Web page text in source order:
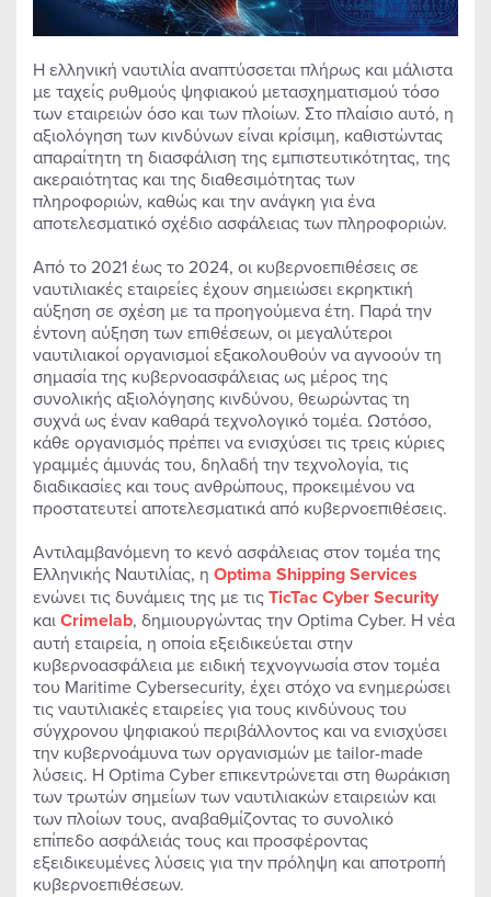
Η ελληνική ναυτιλία αναπτύσσεται πλήρως και μάλιστα
με ταχείς ρυθμούς ψηφιακού μετασχηματισμού τόσο
των εταιρειών όσο και των πλοίων. Στο πλαίσιο αυτό, η
αξιολόγηση των κινδύνων είναι κρίσιμη, καθιστώντας
απαραίτητη τη διασφάλιση της εμπιστευτικότητας, της
ακεραιότητας και της διαθεσιμότητας των
πληροφοριών, καθώς και την ανάγκη για ένα
αποτελεσματικό σχέδιο ασφάλειας των πληροφοριών.
Από το 2021 έως το 2024, οι κυβερνοεπιθέσεις σε
ναυτιλιακές εταιρείες έχουν σημειώσει εκρηκτική
αύξηση σε σχέση με τα προηγούμενα έτη. Παρά την
έντονη αύξηση των επιθέσεων, οι μεγαλύτεροι
ναυτιλιακοί οργανισμοί εξακολουθούν να αγνοούν τη
σημασία της κυβερνοασφάλειας ως μέρος της
συνολικής αξιολόγησης κινδύνου, θεωρώντας τη
συχνά ως έναν καθαρά τεχνολογικό τομέα. Ωστόσο,
κάθε οργανισμός πρέπει να ενισχύσει τις τρεις κύριες
γραμμές άμυνάς του, δηλαδή την τεχνολογία, τις
διαδικασίες και τους ανθρώπους, προκειμένου να
προστατευτεί αποτελεσματικά από κυβερνοεπιθέσεις.
Αντιλαμβανόμενη το κενό ασφάλειας στον τομέα της
Ελληνικής Ναυτιλίας, η Optima ShippingServices
ενώνει τις δυνάμεις της με τιςTicTacCyberSecurity
καιCrimelab, δημιουργώντας την Optima Cyber. Η νέα
αυτή εταιρεία, η οποία εξειδικεύεται στην
κυβερνοασφάλεια με ειδική τεχνογνωσία στον τομέα
του Maritime Cybersecurity, έχει στόχο να ενημερώσει
τις ναυτιλιακές εταιρείες για τους κινδύνους του
σύγχρονου ψηφιακού περιβάλλοντος και να ενισχύσει
την κυβερνοάμυνα των οργανισμών με tailor-made
λύσεις. Η Optima Cyber επικεντρώνεται στη θωράκιση
των τρωτών σημείων των ναυτιλιακών εταιρειών και
των πλοίων τους, αναβαθμίζοντας το συνολικό
επίπεδο ασφάλειάς τους και προσφέροντας
εξειδικευμένες λύσεις για την πρόληψη και αποτροπή
κυβερνοεπιθέσεων.